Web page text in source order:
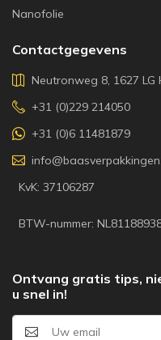
Nanofolie
Contactgegevens
Neutronweg 8, 1627 LG
+31 (0)229 214050
+31 (0)6 11481879
KvK: 37106287
BTW-nummer:
Ontvang gratis tips,
u snel in!